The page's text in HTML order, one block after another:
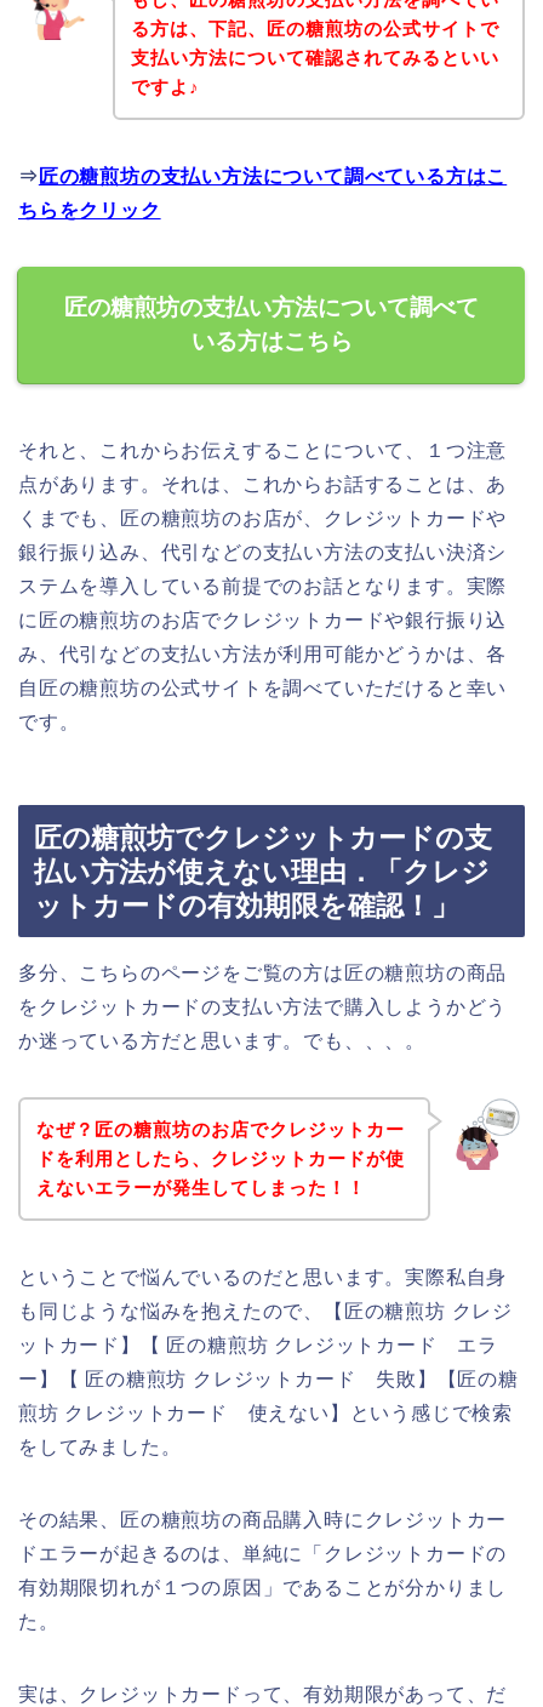
る方は、下記、匠の糖煎坊の公式サイトで
支払い方法について確認されてみるといい
ですよ♪
⇒ 匠の糖煎坊の支払い方法について調べている方はこ
ちらをクリック
匠の糖煎坊の支払い方法について調べて
いる方はこちら
それと、これからお伝えすることについて、１つ注意
点があります。それは、これからお話することは、あ
くまでも、匠の糖煎坊のお店が、クレジットカードや
銀行振り込み、代引などの支払い方法の支払い決済シ
ステムを導入している前提でのお話となります。実際
に匠の糖煎坊のお店でクレジットカードや銀行振り込
み、代引などの支払い方法が利用可能かどうかは、各
自匠の糖煎坊の公式サイトを調べていただけると幸い
です。
匠の糖煎坊でクレジットカードの支
払い方法が使えない理由．「クレジ
ットカードの有効期限を確認！」
多分、こちらのページをご覧の方は匠の糖煎坊の商品
をクレジットカードの支払い方法で購入しようかどう
か迷っている方だと思います。でも、、、。
なぜ？匠の糖煎坊のお店でクレジットカー
ドを利用としたら、クレジットカードが使
えないエラーが発生してしまった！！
ということで悩んでいるのだと思います。実際私自身
も同じような悩みを抱えたので、【匠の糖煎坊 クレジ
ットカード】【 匠の糖煎坊 クレジットカード エラ
ー】【 匠の糖煎坊 クレジットカード 失敗】【匠の糖
煎坊 クレジットカード 使えない】という感じで検索
をしてみました。
その結果、匠の糖煎坊の商品購入時にクレジットカー
ドエラーが起きるのは、単純に「クレジットカードの
有効期限切れが１つの原因」であることが分かりまし
た。
実は、クレジットカードって、有効期限があって、だ